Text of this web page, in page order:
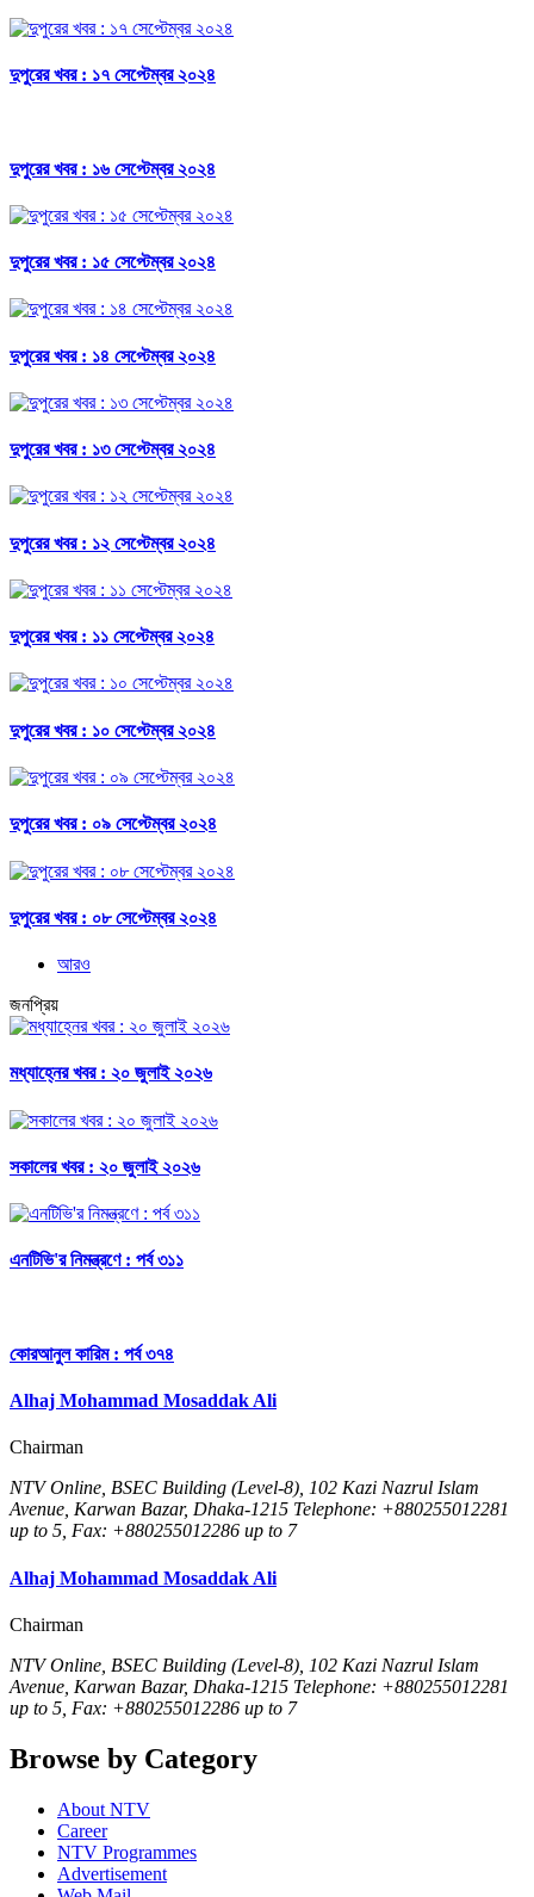
দুপুরের খবর : ১৭ সেপ্টেম্বর ২০২৪
দুপুরের খবর : ১৬ সেপ্টেম্বর ২০২৪
দুপুরের খবর : ১৫ সেপ্টেম্বর ২০২৪
দুপুরের খবর : ১৪ সেপ্টেম্বর ২০২৪
দুপুরের খবর : ১৩ সেপ্টেম্বর ২০২৪
দুপুরের খবর : ১২ সেপ্টেম্বর ২০২৪
দুপুরের খবর : ১১ সেপ্টেম্বর ২০২৪
দুপুরের খবর : ১০ সেপ্টেম্বর ২০২৪
দুপুরের খবর : ০৯ সেপ্টেম্বর ২০২৪
দুপুরের খবর : ০৮ সেপ্টেম্বর ২০২৪
আরও
জনপ্রিয়
মধ্যাহ্নের খবর : ২০ জুলাই ২০২৬
সকালের খবর : ২০ জুলাই ২০২৬
এনটিভি'র নিমন্ত্রণে : পর্ব ৩১১
কোরআনুল কারিম : পর্ব ৩৭৪
Alhaj Mohammad Mosaddak Ali
Chairman
NTV Online, BSEC Building (Level-8), 102 Kazi Nazrul Islam
Avenue, Karwan Bazar, Dhaka-1215 Telephone: +880255012281
up to 5, Fax: +880255012286 up to 7
Alhaj Mohammad Mosaddak Ali
Chairman
NTV Online, BSEC Building (Level-8), 102 Kazi Nazrul Islam
Avenue, Karwan Bazar, Dhaka-1215 Telephone: +880255012281
up to 5, Fax: +880255012286 up to 7
Browse by Category
About NTV
Career
NTV Programmes
Advertisement